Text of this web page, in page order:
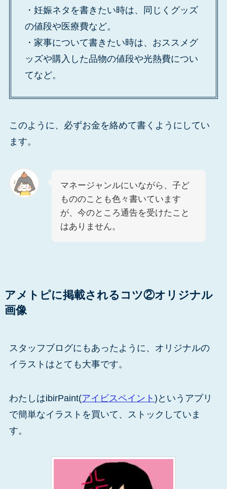
・妊娠ネタを書きたい時は、同じくグッズ
の値段や医療費など。
・家事について書きたい時は、おススメグ
ッズや購入した品物の値段や光熱費につい
てなど。
このように、必ずお金を絡めて書くようにしてい
ます。
マネージャンルにいながら、子ど
もののことも色々書いています
が、今のところ通告を受けたこと
はありません。
アメトピに掲載されるコツ②オリジナル
画像
スタッフブログにもあったように、オリジナルの
イラストはとても大事です。
わたしはibirPaint(アイビスペイント )というアプリ
で簡単なイラストを買いて、ストックしていま
す。